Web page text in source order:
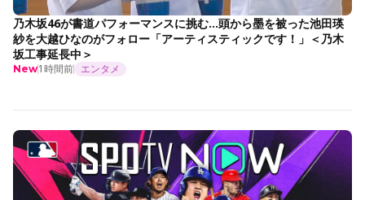
乃木坂46が書道パフォーマンスに挑む…頭から墨を被った池田瑛
紗を大越ひなのがフォロー「アーティスティックです！」＜乃木
坂工事延長中＞
New1時間前 エンタメ